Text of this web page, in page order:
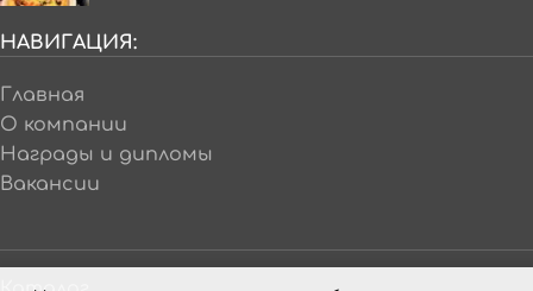
НАВИГАЦИЯ:
Главная
О компании
Награды и дипломы
Вакансии